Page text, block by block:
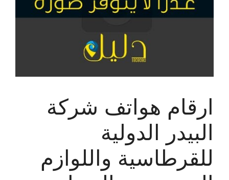
ارقام هواتف شركة
البيدر الدولية
للقرطاسية واللوازم